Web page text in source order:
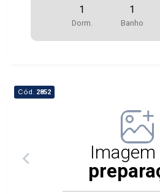
1
Dorm.
1
Banho
Cód. 2852
Imagem